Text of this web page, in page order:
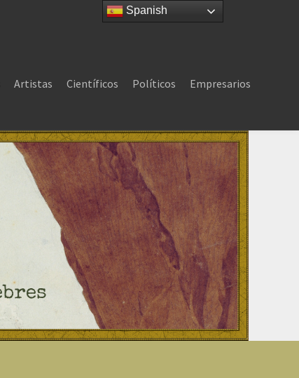
Artistas Científicos Políticos
Empresarios
Spanish